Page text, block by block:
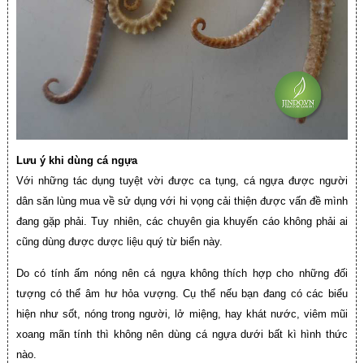
Lưu ý khi dùng cá ngựa
Với những tác dụng tuyệt vời được ca tụng, cá ngựa được người
dân săn lùng mua về sử dụng với hi vọng cải thiện được vấn đề mình
đang gặp phải. Tuy nhiên, các chuyên gia khuyến cáo không phải ai
cũng dùng được dược liệu quý từ biển này.
Do có tính ấm nóng nên cá ngựa không thích hợp cho những đối
tượng có thể âm hư hỏa vượng. Cụ thể nếu bạn đang có các biểu
hiện như sốt, nóng trong người, lở miệng, hay khát nước, viêm mũi
xoang mãn tính thì không nên dùng cá ngựa dưới bất kì hình thức
nào.